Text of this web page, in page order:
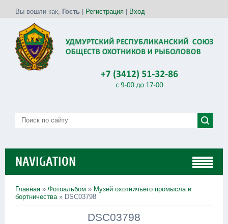
Вы вошли как, Гость Регистрация Вход
NAVIGATION
Главная » Фотоальбом » Музей охотничьего промысла и
бортничества» DSC03798
DSC03798